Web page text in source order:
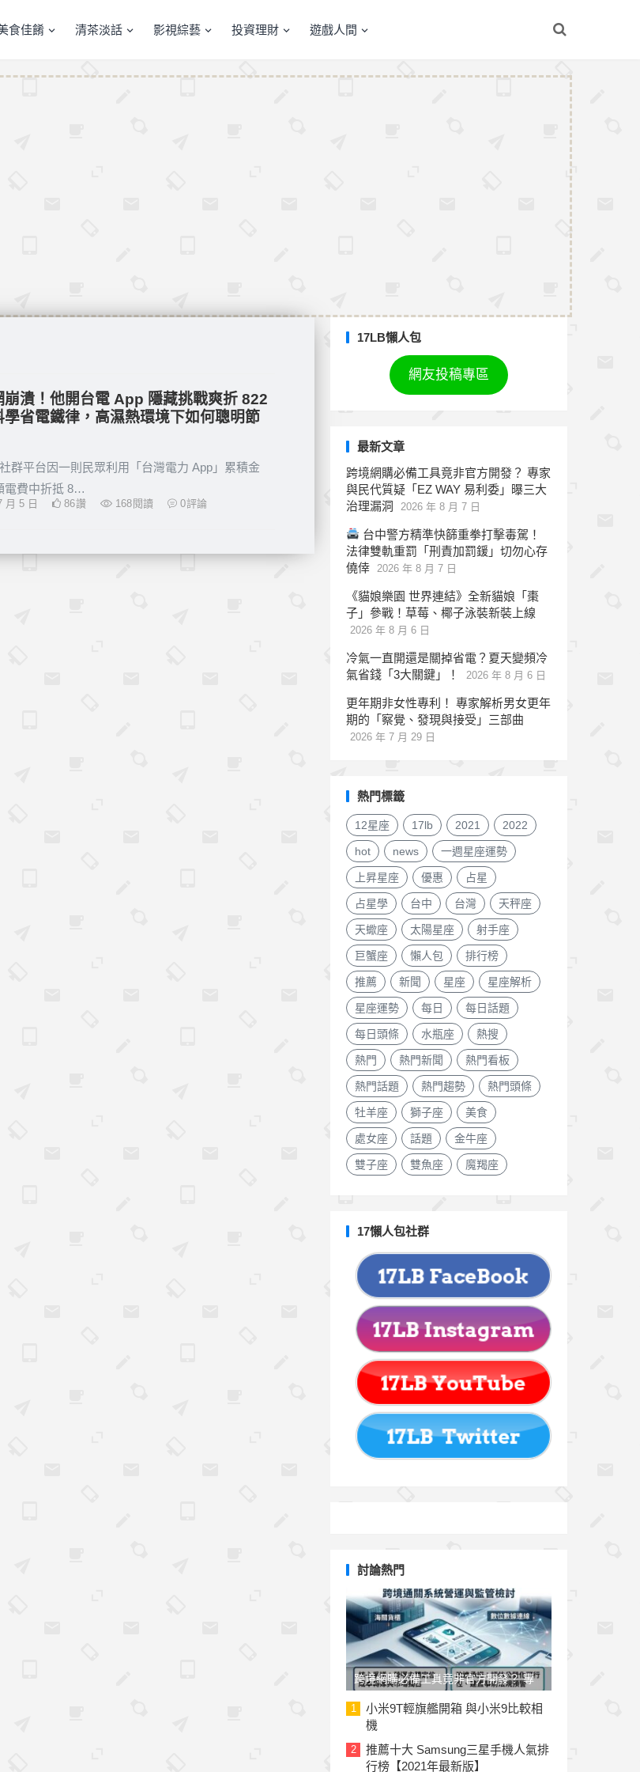
食佳餚 清茶淡話 影視綜藝 投資理財 遊戲人間
崩潰！他開台電 App 隱藏挑戰爽折 822
省電鐵律，高濕熱環境下如何聰明節
群平台因一則民眾利用「台灣電力 App」累積金
電費中折抵 8…
月 5 日 86讚 168 閱讀 0評論
17LB懶人包
網友投稿專區
最新文章
跨境網購必備工具竟非官方開發？ 專家
與民代質疑「EZ WAY 易利委」曝三大
治理漏洞
2026 年 8 月 7 日
台中警方精準快篩重拳打擊毒駕！
法律雙軌重罰「刑責加罰鍰」切勿心存
僥倖
2026 年 8 月 7 日
《貓娘樂園 世界連結》全新貓娘「棗
子」參戰！草莓、椰子泳裝新裝上線
2026 年 8 月 6 日
冷氣一直開還是關掉省電？夏天變頻冷
氣省錢「3大關鍵」！
2026 年 8 月 6 日
更年期非女性專利！ 專家解析男女更年
期的「察覺、發現與接受」三部曲
2026 年 7 月 29 日
熱門標籤
12星座 17lb 2021 2022
hot news 一週星座運勢
上昇星座 優惠 占星
占星學 台中 台灣 天秤座
天蠍座 太陽星座 射手座
巨蟹座 懶人包 排行榜
推薦 新聞 星座 星座解析
星座運勢 每日 每日話題
每日頭條 水瓶座 熱搜
熱門 熱門新聞 熱門看板
熱門話題 熱門趨勢 熱門頭條
牡羊座 獅子座 美食
處女座 話題 金牛座
雙子座 雙魚座 魔羯座
17懶人包社群
討論熱門
跨境網購必備工具竟非官方開發？ 專
家與民代質疑「EZ WAY 易利委」曝三
大治理漏洞
1
小米9T輕旗艦開箱 與小米9比較相
機
2
推薦十大 Samsung三星手機人氣排
行榜【2021年最新版】